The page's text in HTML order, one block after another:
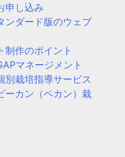
申し込み
ンダード版のウェブ
制作のポイント
マネージメント
別栽培指導サービス
ーカン（ペカン）栽